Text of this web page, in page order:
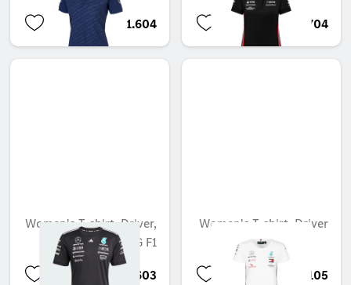
BHD 33.704
BHD 21.604
Women's T-shirt, Driver
BHD 28.105
Women's T-shirt, Driver,
Mercedes-AMG F1
BHD 53.603